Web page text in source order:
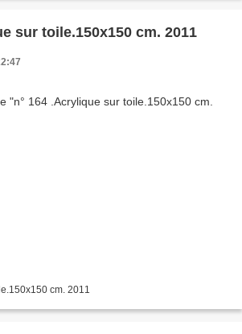
sur toile.150x150 cm. 2011
cm. 2011